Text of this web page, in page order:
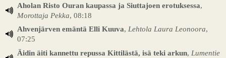
Aholan Risto Ouran kaupassa ja Siuttajoen erotuksessa,
Morottaja Pekka, 08:18
Ahvenjärven emäntä Elli Kuuva, Lehtola Laura Leonoora,
07:25
Äidin äiti kannettu repussa Kittilästä, isä teki arkun, Lumentie